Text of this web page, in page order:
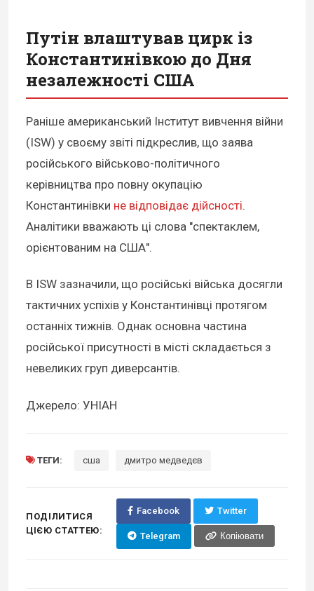
Путін влаштував цирк із
Константинівкою до Дня
незалежності США
Раніше американський Інститут вивчення війни
(ISW) у своєму звіті підкреслив, що заява
російського військово-політичного
керівництва про повну окупацію
Константинівки не відповідає дійсності.
Аналітики вважають ці слова "спектаклем,
орієнтованим на США".
В ISW зазначили, що російські війська досягли
тактичних успіхів у Константинівці протягом
останніх тижнів. Однак основна частина
російської присутності в місті складається з
невеликих груп диверсантів.
Джерело: УНІАН
ТЕГИ: сша дмитро медведєв
ПОДІЛИТИСЯ
ЦІЄЮ СТАТТЕЮ:
Facebook Twitter
Telegram Копіювати